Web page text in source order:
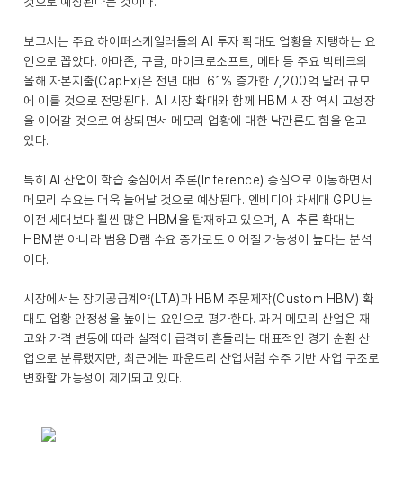
보고서는 주요 하이퍼스케일러들의 AI 투자 확대도 업황을 지탱하는 요
인으로 꼽았다. 아마존, 구글, 마이크로소프트, 메타 등 주요 빅테크의
올해 자본지출(CapEx)은 전년 대비 61% 증가한 7,200억 달러 규모
에 이를 것으로 전망된다. AI 시장 확대와 함께 HBM 시장 역시 고성장
을 이어갈 것으로 예상되면서 메모리 업황에 대한 낙관론도 힘을 얻고
있다.
특히 AI 산업이 학습 중심에서 추론(Inference) 중심으로 이동하면서
메모리 수요는 더욱 늘어날 것으로 예상된다. 엔비디아 차세대 GPU는
이전 세대보다 훨씬 많은 HBM을 탑재하고 있으며, AI 추론 확대는
HBM뿐 아니라 범용 D램 수요 증가로도 이어질 가능성이 높다는 분석
이다.
시장에서는 장기공급계약(LTA)과 HBM 주문제작(Custom HBM) 확
대도 업황 안정성을 높이는 요인으로 평가한다. 과거 메모리 산업은 재
고와 가격 변동에 따라 실적이 급격히 흔들리는 대표적인 경기 순환 산
업으로 분류됐지만, 최근에는 파운드리 산업처럼 수주 기반 사업 구조로
변화할 가능성이 제기되고 있다.